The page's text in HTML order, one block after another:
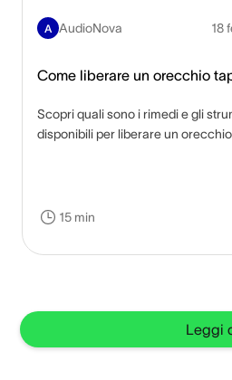
A AudioNova 18
Come liberare un orecchio
Scopri quali sono i rimedi e gli
disponibili per liberare un orecchio
15 min
Leggi